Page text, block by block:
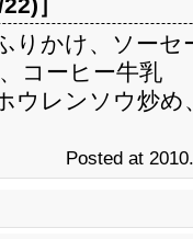
りかけ、ソーセ
コーヒー牛乳
ウレンソウ炒め
Posted at